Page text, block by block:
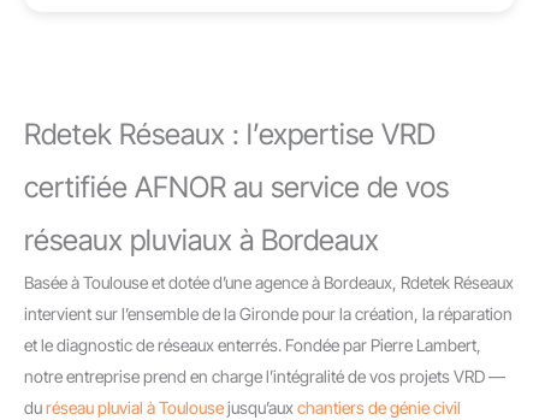
Rdetek Réseaux : l’expertise VRD
certifiée AFNOR au service de vos
réseaux pluviaux à Bordeaux
Basée à Toulouse et dotée d’une agence à Bordeaux, Rdetek Réseaux
intervient sur l’ensemble de la Gironde pour la création, la réparation
et le diagnostic de réseaux enterrés. Fondée par Pierre Lambert,
notre entreprise prend en charge l’intégralité de vos projets VRD —
duréseau pluvial à Toulousejusqu’auxchantiers de génie civil